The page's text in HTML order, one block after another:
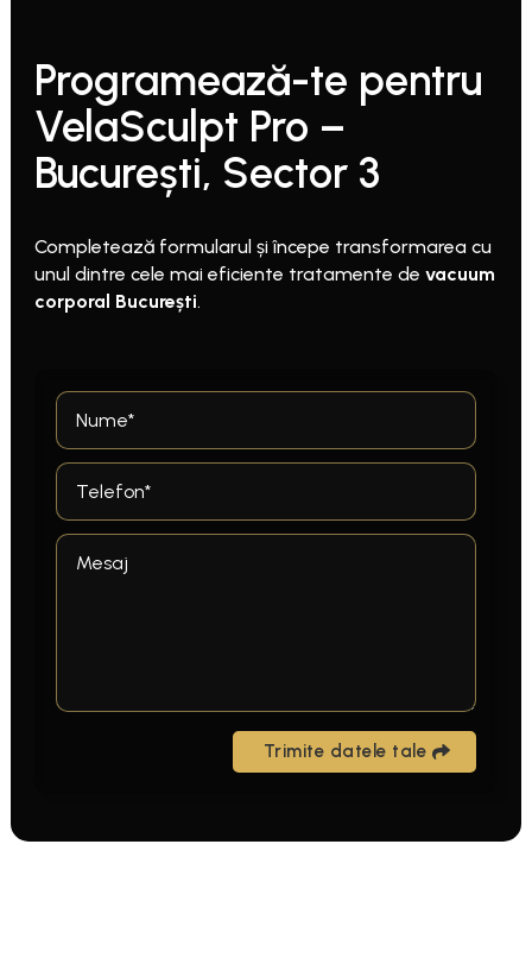
Programează-te pentru
VelaSculpt Pro –
București, Sector 3
Completează formularul și începe transformarea cu
unul dintre cele mai eficiente tratamente de vacuum
corporal București.
Trimite datele tale